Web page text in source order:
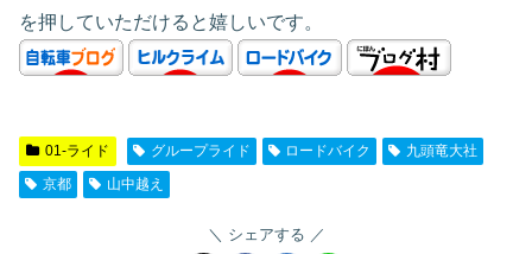
を押していただけると嬉しいです。
01-ライド グループライド ロードバイク
九頭竜大社
京都
山中越え
シェアする